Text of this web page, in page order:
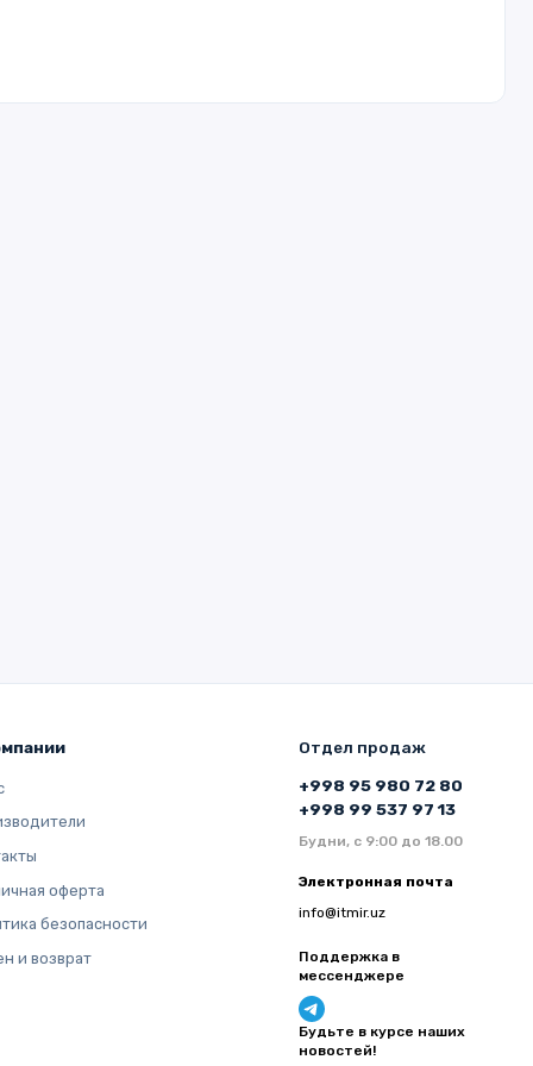
оферта
безопасности
и возврат
Отдел продаж
+998 95 980 72 80
+998 99 537 97 13
Будни, с 9:00 до 18.00
Электронная почта
info@itmir.uz
Поддержка в
мессенджере
Будьте в курсе наших
новостей!